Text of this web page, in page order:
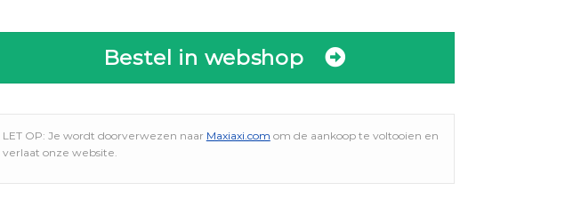
Bestel in webshop
LET OP: Je wordt doorverwezen naar Maxiaxi.com om de aankoop te voltooien en
verlaat onze website.